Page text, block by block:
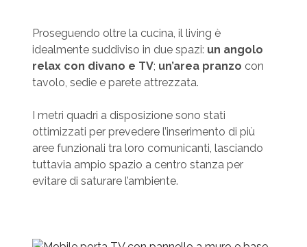
Proseguendo oltre la cucina, il living è
idealmente suddiviso in due spazi: un angolo
relax con divano e TV; un’area pranzo con
tavolo, sedie e parete attrezzata.
I metri quadri a disposizione sono stati
ottimizzati per prevedere l’inserimento di più
aree funzionali tra loro comunicanti, lasciando
tuttavia ampio spazio a centro stanza per
evitare di saturare l’ambiente.